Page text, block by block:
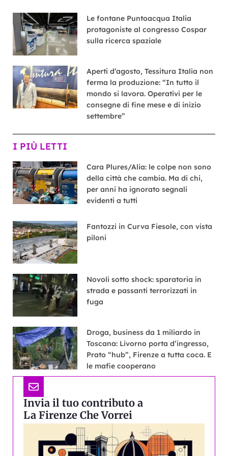
Le fontane Puntoacqua Italia
protagoniste al congresso Cospar
sulla ricerca spaziale
Aperti d’agosto, Tessitura Italia non
ferma la produzione: “In tutto il
mondo si lavora. Operativi per le
consegne di fine mese e di inizio
settembre”
I PIÙ LETTI
Cara Plures/Alia: le colpe non sono
della città che cambia. Ma di chi,
per anni ha ignorato segnali
evidenti a tutti
Fantozzi in Curva Fiesole, con vista
piloni
Novoli sotto shock: sparatoria in
strada e passanti terrorizzati in
fuga
Droga, business da 1 miliardo in
Toscana: Livorno porta d’ingresso,
Prato “hub”, Firenze a tutta coca. E
le mafie cooperano
Invia il tuo contributo a
La Firenze Che Vorrei